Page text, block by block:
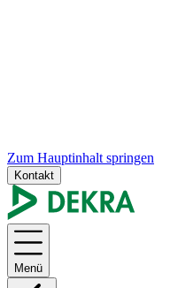
Zum Hauptinhalt springen
Kontakt
Menü